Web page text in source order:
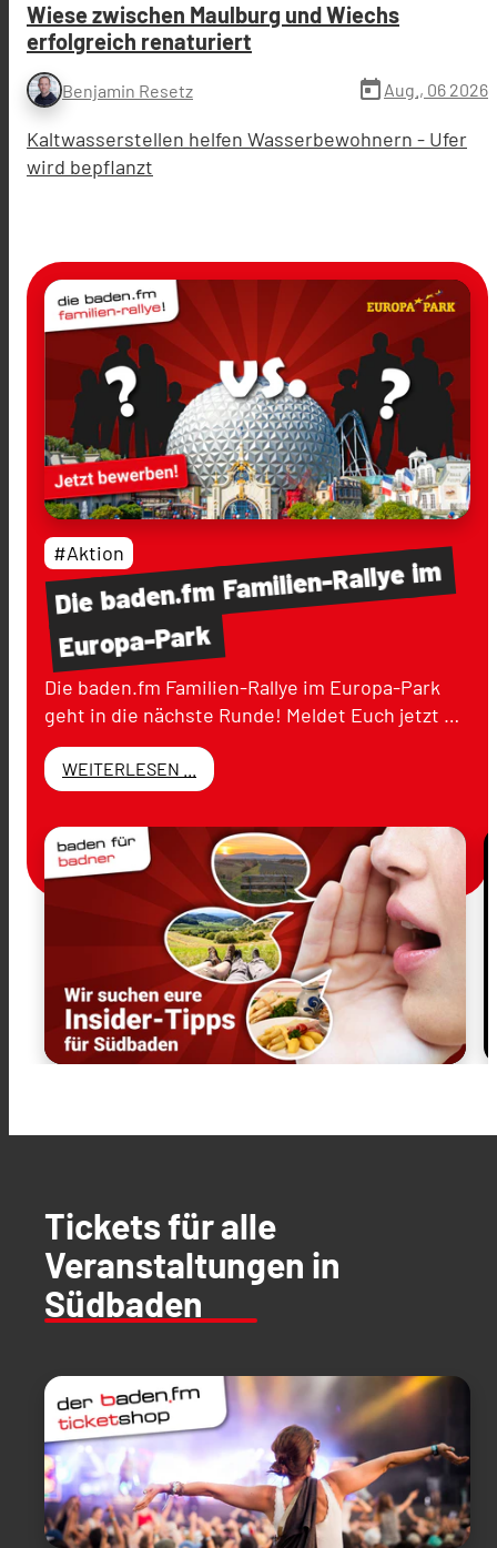
Wiese zwischen Maulburg und Wiechs
erfolgreich renaturiert
Benjamin Resetz today Aug., 06 2026
Kaltwasserstellen helfen Wasserbewohnern - Ufer
wird bepflanzt
Diebaden.fmFamilien-Rallyeim
Europa-Park
#Aktion
Die baden.fm Familien-Rallye im Europa-Park
geht in die nächste Runde! Meldet Euch jetzt …
WEITERLESEN ...
Tickets für alle
Veranstaltungen in
Südbaden